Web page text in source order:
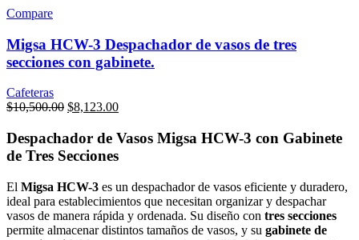
Compare
Migsa HCW-3 Despachador de vasos de tres
secciones con gabinete.
Cafeteras
$10,500.00 Original
was:
$10,500.00.
$8,123.00Current
is:
Despachador de Vasos Migsa HCW-3 con Gabinete
de Tres Secciones
El Migsa HCW-3 es un despachador de vasos eficiente y duradero,
ideal para establecimientos que necesitan organizar y despachar
vasos de manera rápida y ordenada. Su diseño con tres secciones
permite almacenar distintos tamaños de vasos, y su gabinete de